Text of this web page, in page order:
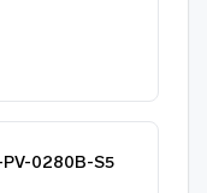
PV-0280B-S5